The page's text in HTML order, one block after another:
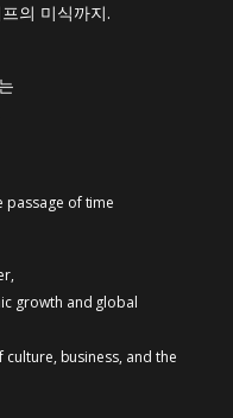
의 미식까지.
passage of time
growth and global
culture, business, and the